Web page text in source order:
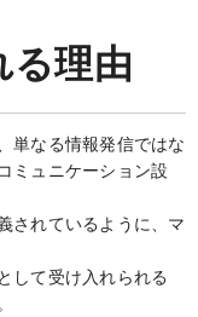
る理由
単なる情報発信ではな
ミュニケーション設
されているように、マ
して受け入れられる